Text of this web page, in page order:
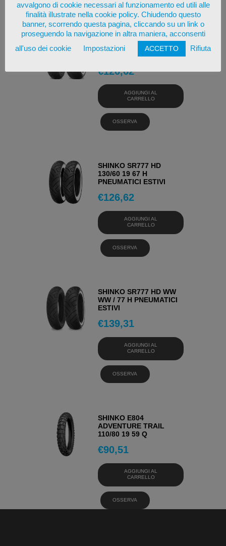
SHINKO 777 REINF
REAR TL 160/70 17 79 H
PNEUMATICI ESTIVI
€126,62
AGGIUNGI AL
CARRELLO
OSSERVA
SHINKO SR777 HD
130/60 19 67 H
PNEUMATICI ESTIVI
€126,62
AGGIUNGI AL
CARRELLO
OSSERVA
SHINKO SR777 HD WW
WW / 77 H PNEUMATICI
ESTIVI
€139,31
AGGIUNGI AL
CARRELLO
OSSERVA
SHINKO E804
ADVENTURE TRAIL
110/80 19 59 Q
€90,51
AGGIUNGI AL
CARRELLO
OSSERVA
avvalgono di cookie necessari al funzionamento ed utili alle
finalità illustrate nella cookie policy. Chiudendo questo
banner, scorrendo questa pagina, cliccando su un link o
proseguendo la navigazione in altra maniera, acconsenti
all'uso dei cookie
Impostazioni ACCETTO Rifiuta